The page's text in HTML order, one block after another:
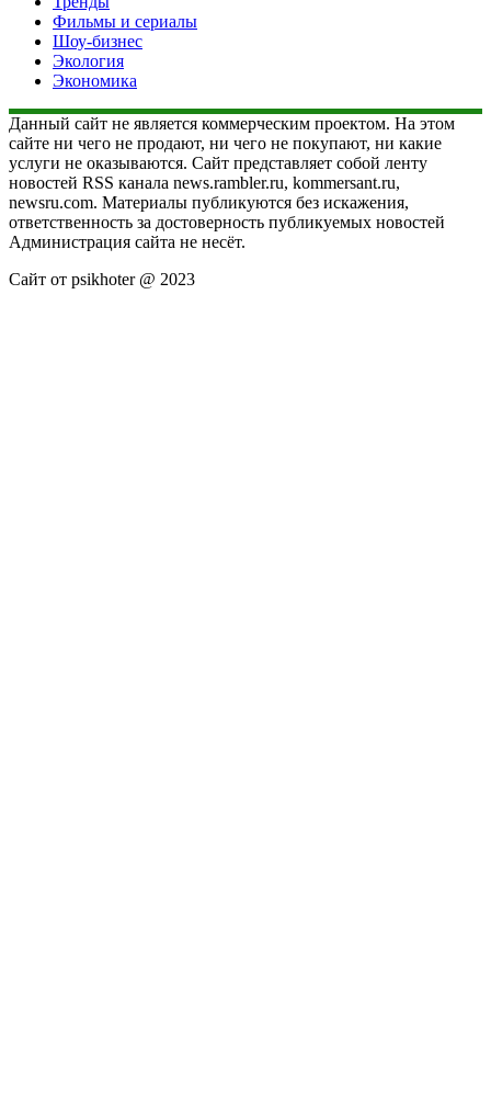
Фильмы и сериалы
Шоу-бизнес
Экология
Экономика
Данный сайт не является коммерческим проектом. На этом
сайте ни чего не продают, ни чего не покупают, ни какие
услуги не оказываются. Сайт представляет собой ленту
новостей RSS канала news.rambler.ru, kommersant.ru,
newsru.com. Материалы публикуются без искажения,
ответственность за достоверность публикуемых новостей
Администрация сайта не несёт.
Сайт от psikhoter @ 2023